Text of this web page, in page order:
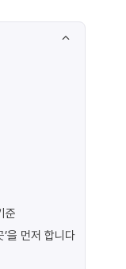
준
’을 먼저 합니다